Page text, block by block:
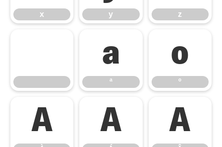
x y z
ª
ª
º
º
À Á Â